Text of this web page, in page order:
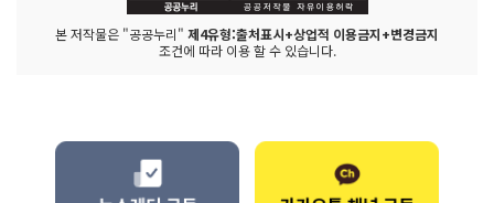
본 저작물은 "공공누리" 제4유형:출처표시+상업적 이용금지+변경금지
조건에 따라 이용 할 수 있습니다.